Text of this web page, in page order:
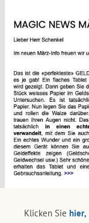
Klicken Sie hier,